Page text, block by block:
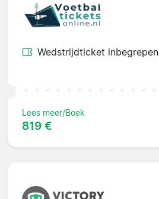
Wedstrijdticket inbegrepen
Lees meer/Boek
819 €